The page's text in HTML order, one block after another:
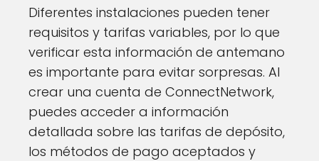
Diferentes instalaciones pueden tener
requisitos y tarifas variables, por lo que
verificar esta información de antemano
es importante para evitar sorpresas. Al
crear una cuenta de ConnectNetwork,
puedes acceder a información
detallada sobre las tarifas de depósito,
los métodos de pago aceptados y